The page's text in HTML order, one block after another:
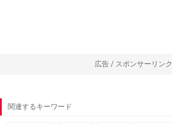
広告 / スポンサーリンク
関連するキーワード